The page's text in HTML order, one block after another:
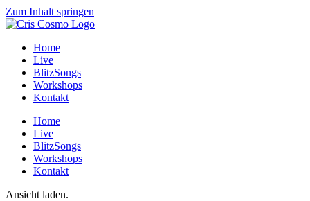
Zum Inhalt springen
Home
Live
BlitzSongs
Workshops
Kontakt
Home
Live
BlitzSongs
Workshops
Kontakt
Ansicht laden.